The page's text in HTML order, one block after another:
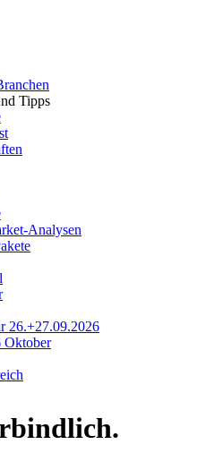
Tipps
Analysen
26.+27.09.2026
Oktober